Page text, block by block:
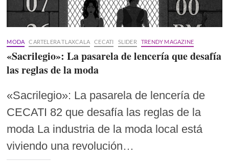
MODA CARTELERA TLAXCALA CECATI SLIDER TRENDY MAGAZINE
«Sacrilegio»: La pasarela de lencería que desafía
las reglas de la moda
«Sacrilegio»: La pasarela de lencería de
CECATI 82 que desafía las reglas de la
moda La industria de la moda local está
viviendo una revolución…